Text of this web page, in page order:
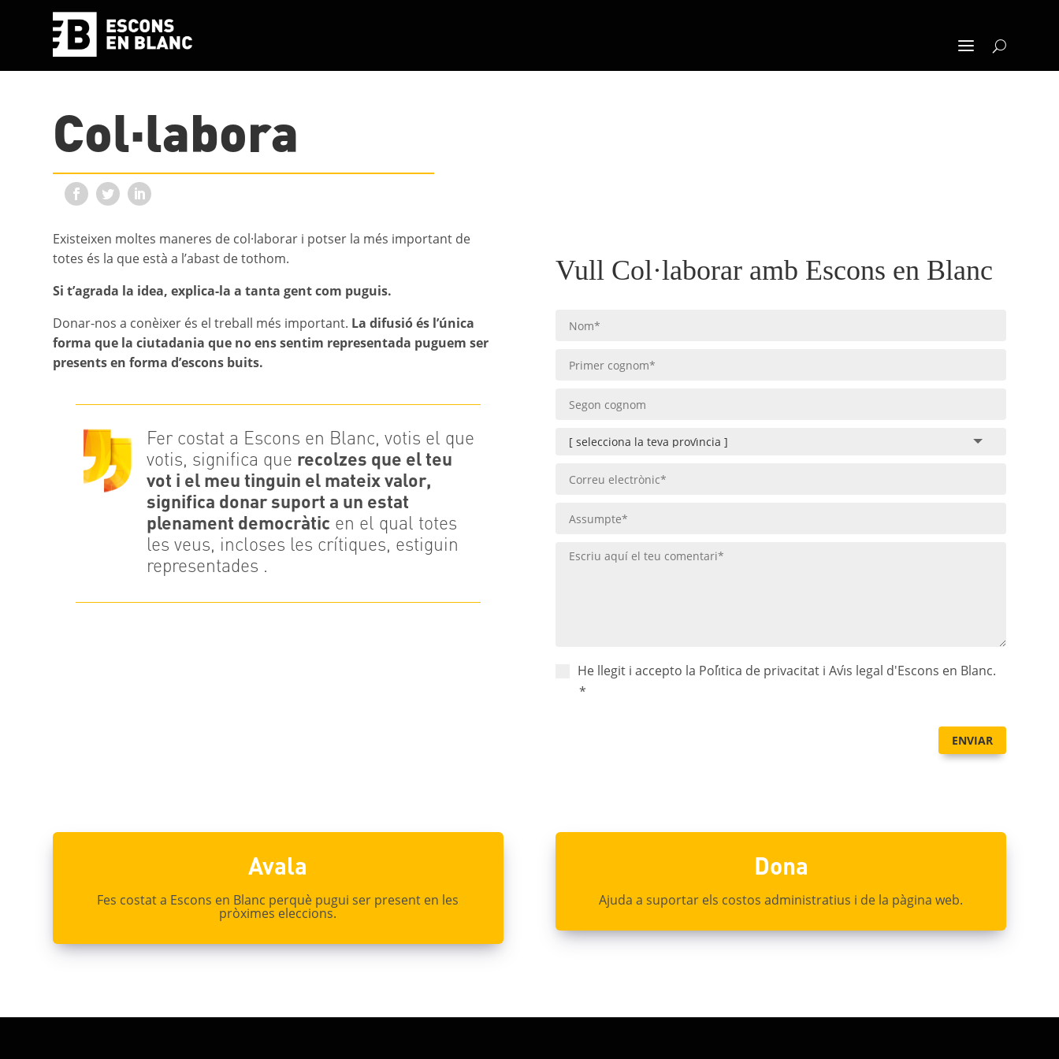
Col·labora
Existeixen moltes maneres de col·laborar i potser la més important de
totes és la que està a l’abast de tothom.
Si t’agrada la idea, explica-la a tanta gent com puguis.
Donar-nos a conèixer és el treball més important. La difusió és l’única
forma que la ciutadania que no ens sentim representada puguem ser
presents en forma d’escons buits.
Fer costat a Escons en Blanc, votis el que
votis, significa que recolzes que el teu
vot i el meu tinguin el mateix valor,
significa donar suport a un estat
plenament democràticen el qual totes
les veus, incloses les crítiques, estiguin
representades .
Vull Col·laborar amb Escons en Blanc
He llegit i accepto la Polı́tica de privacitat i Avı́s legal d'Escons en Blanc.
*
ENVIAR
Avala
Fes costat a Escons en Blanc perquè pugui ser present en les
pròximes eleccions.
Dona
Ajuda a suportar els costos administratius i de la pàgina web.